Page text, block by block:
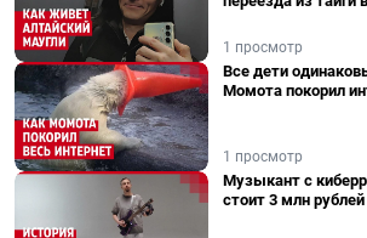
1 просмотр
Все дети
Момота покорил
1 просмотр
Музыкант с
стоит 3 млн